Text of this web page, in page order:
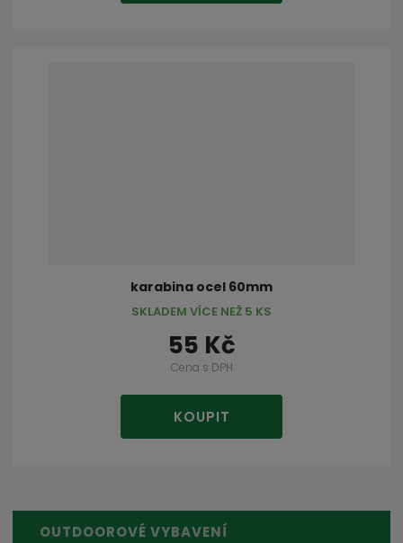
karabina ocel 60mm
55 Kč
Cena s DPH
KOUPIT
SKLADEM VÍCE NEŽ 5 KS
OUTDOOROVÉ VYBAVENÍ